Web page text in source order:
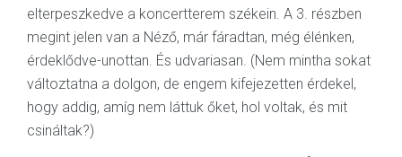
elterpeszkedve a koncertterem székein. A 3. részben
megint jelen van a Néző, már fáradtan, még élénken,
érdeklődve-unottan. És udvariasan. (Nem mintha sokat
változtatna a dolgon, de engem kifejezetten érdekel,
hogy addig, amíg nem láttuk őket, hol voltak, és mit
csináltak?)